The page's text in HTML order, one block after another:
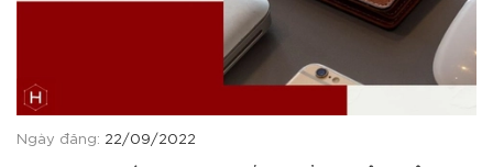
Ngày đăng: 22/09/2022